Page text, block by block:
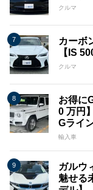
クルマ
カーボ
【IS
クルマ
お得に
0 万円
Gライ
輸入車
ガルウ
魅せる